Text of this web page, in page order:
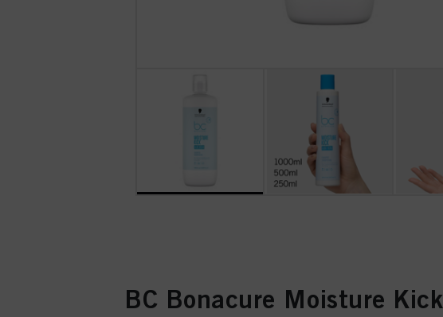
BC Bonacure Moisture Kick